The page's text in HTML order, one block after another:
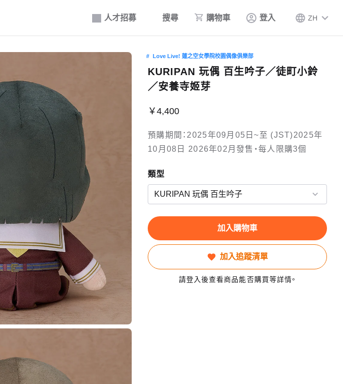
人才招募 搜尋 購物車 登入 ZH
Love Live! 蓮之空女學院校園偶像俱樂部
KURIPAN 玩偶 百生吟子／徒町小鈴
／安養寺姬芽
￥4,400
預購期間：2025年09月05日~至 (JST)2025年
10月08日 2026年02月發售・每人限購3個
類型
加入購物車
加入追蹤清單
請登入後查看商品能否購買等詳情。